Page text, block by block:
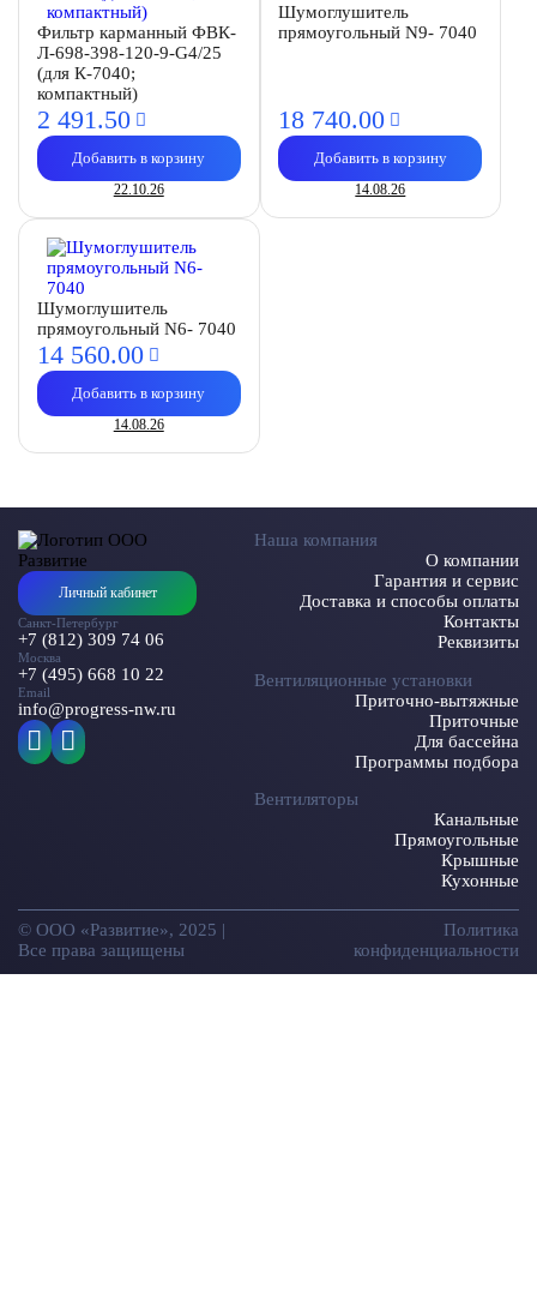
Фильтр карманный ФВК-
Л-698-398-120-9-G4/25
(для К-7040;
компактный)
2 491.50
Добавить в корзину
22.10.26
Шумоглушитель
прямоугольный N9- 7040
18 740.00
Добавить в корзину
14.08.26
Шумоглушитель
прямоугольный N6- 7040
14 560.00
Добавить в корзину
14.08.26
Личный кабинет
Санкт-Петербург
+7 (812) 309 74 06
Москва
+7 (495) 668 10 22
Email
info@progress-nw.ru
Наша компания
О компании
Гарантия и сервис
Доставка и способы оплаты
Контакты
Реквизиты
Вентиляционные установки
Приточно-вытяжные
Приточные
Для бассейна
Программы подбора
Вентиляторы
Канальные
Прямоугольные
Крышные
Кухонные
© ООО «Развитие», 2025 |
Все права защищены
Политика
конфиденциальности